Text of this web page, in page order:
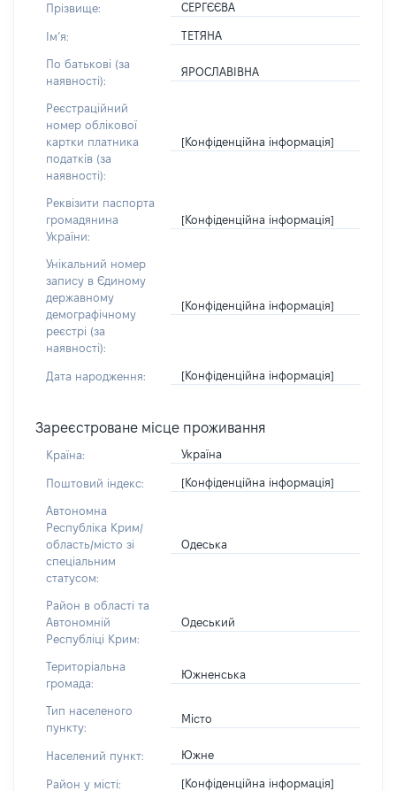
Прізвище: СЕРГЄЄВА
Імʼя: ТЕТЯНА
По батькові (за
наявності):
ЯРОСЛАВІВНА
Реєстраційний
номер облікової
картки платника
податків (за
наявності):
[Конфіденційна інформація]
Реквізити паспорта
громадянина
України:
[Конфіденційна інформація]
Унікальний номер
запису в Єдиному
державному
демографічному
реєстрі (за
наявності):
[Конфіденційна інформація]
Дата народження: [Конфіденційна інформація]
Зареєстроване місце проживання
Країна: Україна
Поштовий індекс: [Конфіденційна інформація]
Автономна
Республіка Крим/
область/місто зі
спеціальним
статусом:
Одеська
Район в області та
Автономній
Республіці Крим:
Одеський
Територіальна
громада:
Южненська
Тип населеного
пункту:
Місто
Населений пункт: Южне
Район у місті: [Конфіденційна інформація]